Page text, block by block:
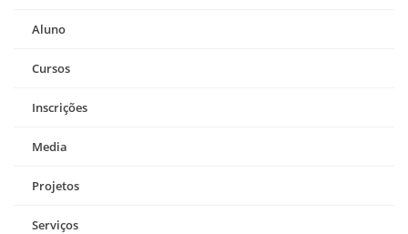
Aluno
Cursos
Inscrições
Media
Projetos
Serviços